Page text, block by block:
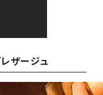
ザージュ